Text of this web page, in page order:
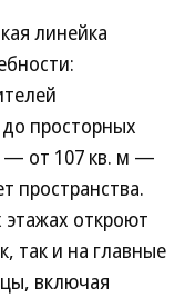
линейка
просторных
— от 107 кв. м —
пространства.
откроют
так и на главные
включая